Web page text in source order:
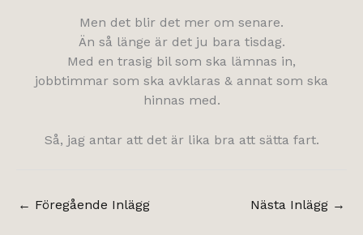
Men det blir det mer om senare.
Än så länge är det ju bara tisdag.
Med en trasig bil som ska lämnas in,
jobbtimmar som ska avklaras & annat som ska
hinnas med.
Så, jag antar att det är lika bra att sätta fart.
← Föregående Inlägg Nästa Inlägg →